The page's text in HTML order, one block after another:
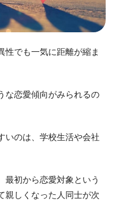
性でも一気に距離が縮ま
な恋愛傾向がみられるの
いのは、学校生活や会社
最初から恋愛対象という
親しくなった人同士が次